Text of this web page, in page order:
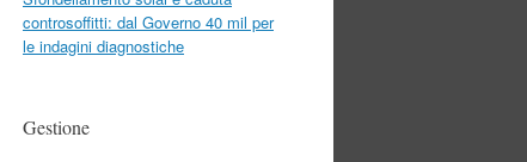
controsoffitti: dal Governo 40 mil per
le indagini diagnostiche
Gestione